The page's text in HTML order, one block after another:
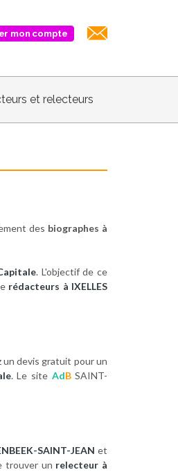
mon compte
et relecteurs
des biographes à
. L'objectif de ce
rédacteurs à IXELLES
un devis gratuit pour un
. Le site AdBSAINT-
SAINT-JEAN et
trouver un relecteur à